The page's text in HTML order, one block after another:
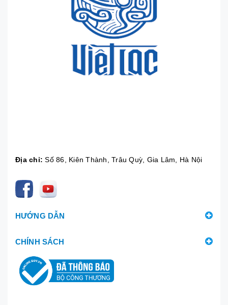
Địa chỉ: Số 86, Kiên Thành, Trâu Quỳ, Gia Lâm, Hà Nội
HƯỚNG DẪN
CHÍNH SÁCH